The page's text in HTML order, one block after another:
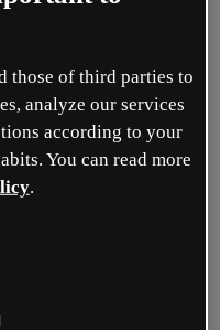
É grátis!
sua função?
those of third parties to
analyze our services
according to your
You can read more
.